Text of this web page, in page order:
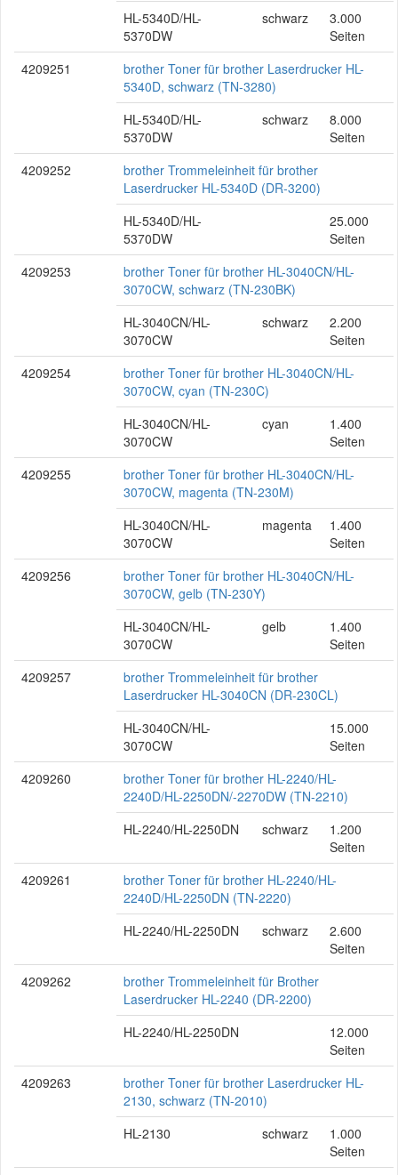
HL-5340D/HL-
5370DW
schwarz
3.000
Seiten
4209251
brother Toner für brother Laserdrucker HL-
5340D, schwarz (TN-3280)
HL-5340D/HL-
5370DW
schwarz
8.000
Seiten
4209252
brother Trommeleinheit für brother
Laserdrucker HL-5340D (DR-3200)
HL-5340D/HL-
5370DW
25.000
Seiten
4209253
brother Toner für brother HL-3040CN/HL-
3070CW, schwarz (TN-230BK)
HL-3040CN/HL-
3070CW
schwarz
2.200
Seiten
4209254
brother Toner für brother HL-3040CN/HL-
3070CW, cyan (TN-230C)
HL-3040CN/HL-
3070CW
cyan
1.400
Seiten
4209255
brother Toner für brother HL-3040CN/HL-
3070CW, magenta (TN-230M)
HL-3040CN/HL-
3070CW
magenta
1.400
Seiten
4209256
brother Toner für brother HL-3040CN/HL-
3070CW, gelb (TN-230Y)
HL-3040CN/HL-
3070CW
gelb
1.400
Seiten
4209257
brother Trommeleinheit für brother
Laserdrucker HL-3040CN (DR-230CL)
HL-3040CN/HL-
3070CW
15.000
Seiten
4209260
brother Toner für brother HL-2240/HL-
2240D/HL-2250DN/-2270DW (TN-2210)
HL-2240/HL-2250DN
schwarz
1.200
Seiten
4209261
brother Toner für brother HL-2240/HL-
2240D/HL-2250DN (TN-2220)
HL-2240/HL-2250DN
schwarz
2.600
Seiten
4209262
brother Trommeleinheit für Brother
Laserdrucker HL-2240 (DR-2200)
HL-2240/HL-2250DN
12.000
Seiten
4209263
brother Toner für brother Laserdrucker HL-
2130, schwarz (TN-2010)
HL-2130
schwarz
1.000
Seiten